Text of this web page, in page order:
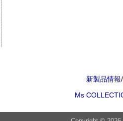
新製品情報/
Ms